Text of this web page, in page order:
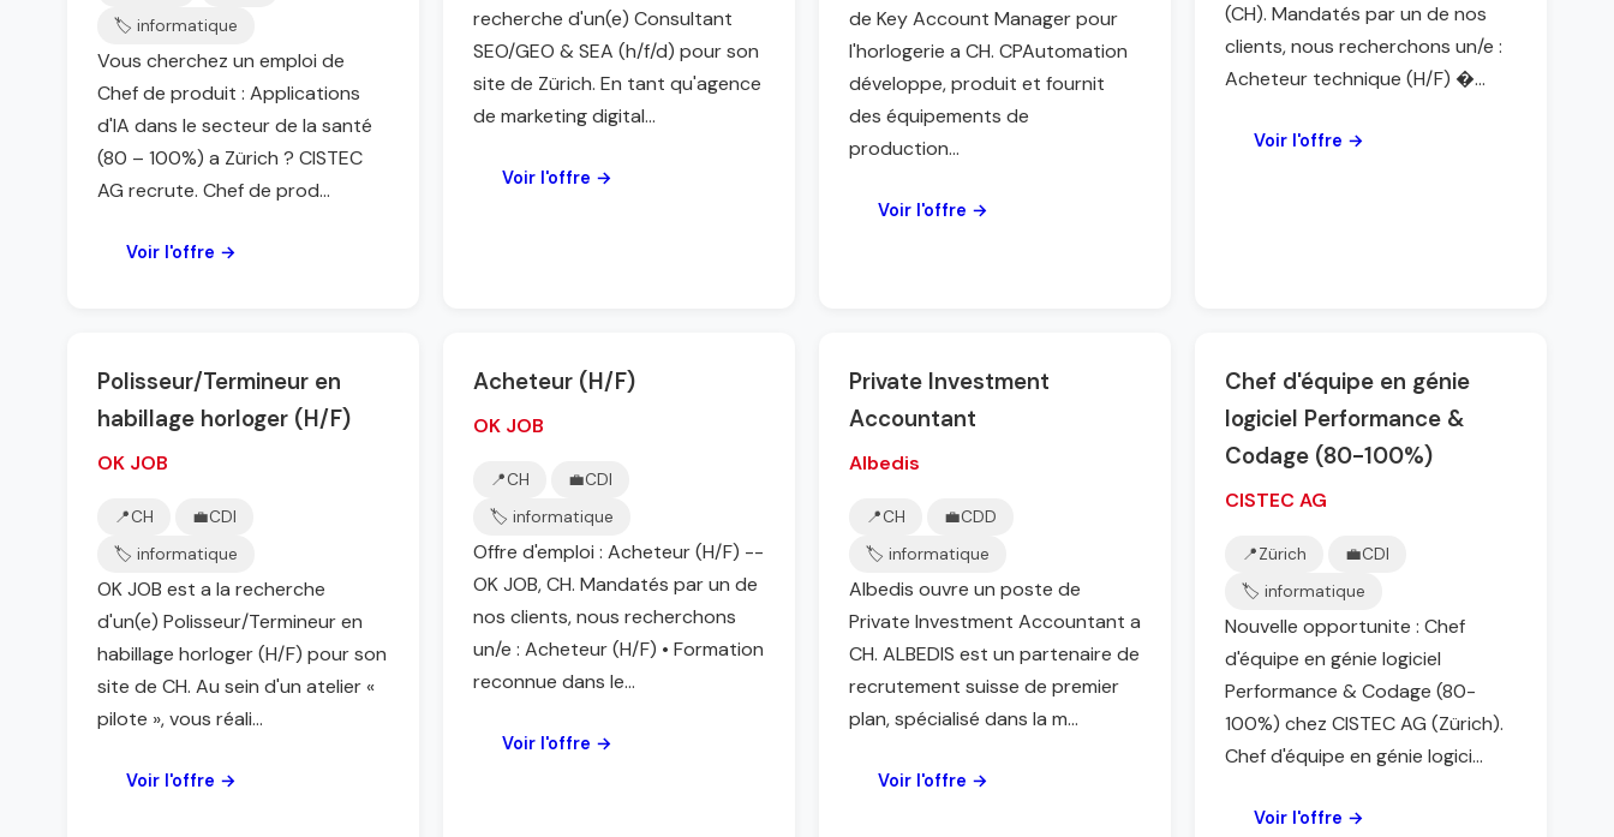
🏷️ informatique
Vous cherchez un emploi de
Chef de produit : Applications
d'IA dans le secteur de la santé
(80 – 100%) a Zürich ? CISTEC
AG recrute. Chef de prod...
Voir l'offre →
recherche d'un(e) Consultant
SEO/GEO & SEA (h/f/d) pour son
site de Zürich. En tant qu'agence
de marketing digital...
Voir l'offre →
de Key Account Manager pour
l'horlogerie a CH. CPAutomation
développe, produit et fournit
des équipements de
production...
Voir l'offre →
(CH). Mandatés par un de nos
clients, nous recherchons un/e :
Acheteur technique (H/F) �...
Voir l'offre →
Polisseur/Termineur en
habillage horloger (H/F)
OK JOB
📍CH 💼CDI
🏷️ informatique
OK JOB est a la recherche
d'un(e) Polisseur/Termineur en
habillage horloger (H/F) pour son
site de CH. Au sein d'un atelier «
pilote », vous réali...
Voir l'offre →
Acheteur (H/F)
OK JOB
📍CH 💼CDI
🏷️ informatique
Offre d'emploi : Acheteur (H/F) --
OK JOB, CH. Mandatés par un de
nos clients, nous recherchons
un/e : Acheteur (H/F) • Formation
reconnue dans le...
Voir l'offre →
Private Investment
Accountant
Albedis
📍CH 💼CDD
🏷️ informatique
Albedis ouvre un poste de
Private Investment Accountant a
CH. ALBEDIS est un partenaire de
recrutement suisse de premier
plan, spécialisé dans la m...
Voir l'offre →
Chef d'équipe en génie
logiciel Performance &
Codage (80-100%)
CISTEC AG
📍Zürich 💼CDI
🏷️ informatique
Nouvelle opportunite : Chef
d'équipe en génie logiciel
Performance & Codage (80-
100%) chez CISTEC AG (Zürich).
Chef d'équipe en génie logici...
Voir l'offre →